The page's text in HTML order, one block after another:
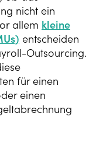
nicht ein
allem kleine
entscheiden
Outsourcing.
für einen
einen